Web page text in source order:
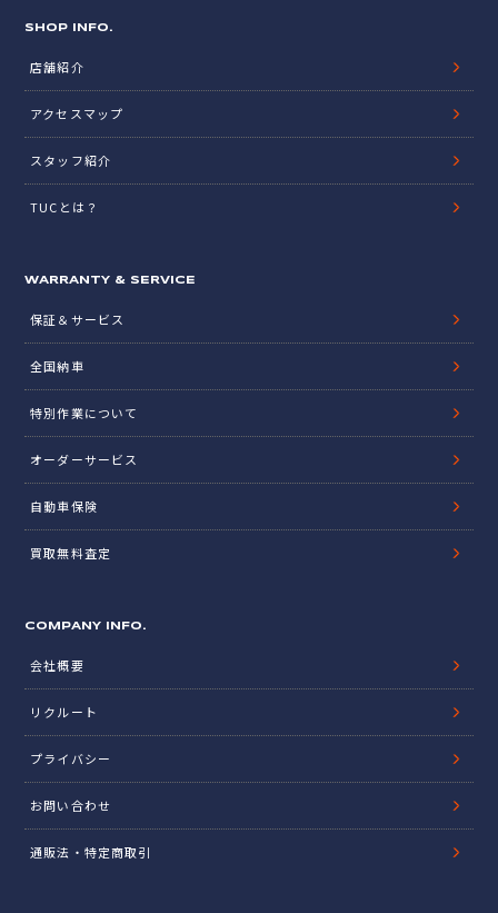
SHOP INFO.
店舗紹介
アクセスマップ
スタッフ紹介
TUCとは？
WARRANTY & SERVICE
保証＆サービス
全国納車
特別作業について
オーダーサービス
自動車保険
買取無料査定
COMPANY INFO.
会社概要
リクルート
プライバシー
お問い合わせ
通販法・特定商取引